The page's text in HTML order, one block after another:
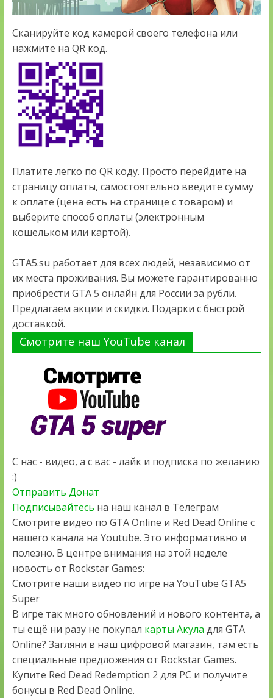
Сканируйте код камерой своего телефона или
нажмите на QR код.
Платите легко по QR коду. Просто перейдите на
страницу оплаты, самостоятельно введите сумму
к оплате (цена есть на странице с товаром) и
выберите способ оплаты (электронным
кошельком или картой).
GTA5.su работает для всех людей, независимо от
их места проживания. Вы можете гарантированно
приобрести GTA 5 онлайн для России за рубли.
Предлагаем акции и скидки. Подарки с быстрой
доставкой.
Смотрите наш YouTube канал
С нас - видео, а с вас - лайк и подписка по желанию
:)
Отправить Донат
Подписывайтесь на наш канал в Телеграм
Смотрите видео по GTA Online и Red Dead Online с
нашего канала на Youtube. Это информативно и
полезно. В центре внимания на этой неделе
новость от Rockstar Games:
Смотрите наши видео по игре на YouTube GTA5
Super
В игре так много обновлений и нового контента, а
ты ещё ни разу не покупал карты Акула для GTA
Online? Загляни в наш цифровой магазин, там есть
специальные предложения от Rockstar Games.
Купите Red Dead Redemption 2 для PC и получите
бонусы в Red Dead Online.